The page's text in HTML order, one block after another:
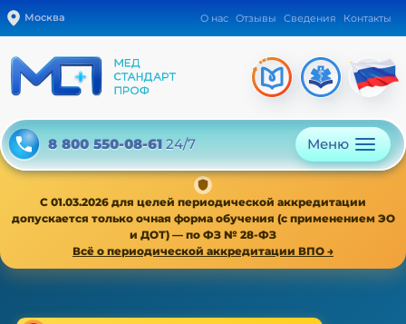
Москва О нас Отзывы Сведения Контакты
8 800 550-08-61 24/7 Меню
С 01.03.2026 для целей периодической аккредитации
допускается только очная форма обучения (с применением ЭО
и ДОТ) — по ФЗ № 28-ФЗ
Всё о периодической аккредитации ВПО →